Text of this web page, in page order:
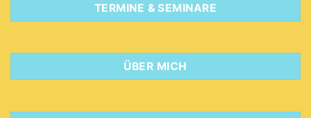
TERMINE & SEMINARE
ÜBER MICH